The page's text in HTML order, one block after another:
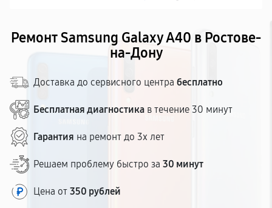
Ремонт Samsung Galaxy A40 в Ростове-
на-Дону
Доставка до сервисного центра бесплатно
Бесплатная диагностика в течение 30 минут
Гарантия на ремонт до 3х лет
Решаем проблему быстро за 30 минут
Цена от 350 рублей